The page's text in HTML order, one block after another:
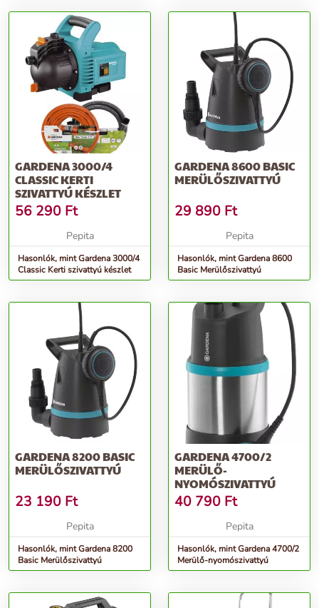
GARDENA 3000/4
CLASSIC KERTI
SZIVATTYÚ KÉSZLET
56 290 Ft
Pepita
Hasonlók, mint Gardena 3000/4
Classic Kerti szivattyú készlet
GARDENA 8600 BASIC
MERÜLŐSZIVATTYÚ
29 890 Ft
Pepita
Hasonlók, mint Gardena 8600
Basic Merülőszivattyú
GARDENA 8200 BASIC
MERÜLŐSZIVATTYÚ
23 190 Ft
Pepita
Hasonlók, mint Gardena 8200
Basic Merülőszivattyú
GARDENA 4700/2
MERÜLŐ-
NYOMÓSZIVATTYÚ
40 790 Ft
Pepita
Hasonlók, mint Gardena 4700/2
Merülő-nyomószivattyú